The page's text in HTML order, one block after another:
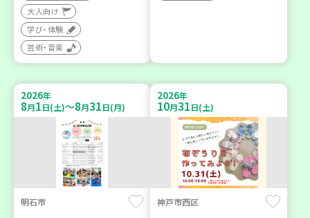
大人向け
学び・体験
芸術・音楽
2026年
8月1日(土)～8月31日(月)
明石市
2026年
10月31日(土)
神戸市西区